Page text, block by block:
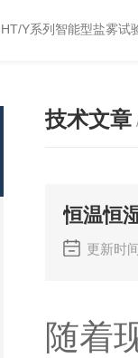
HT/Y系列智能型盐雾试
技术文章
恒温恒
更新时
随着